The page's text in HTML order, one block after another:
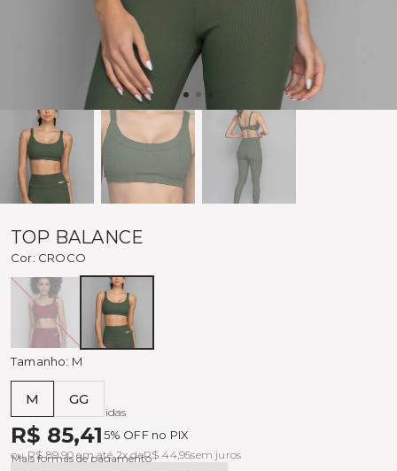
TOP BALANCE
Cor: CROCO
CARMIN CROCO
Tamanho: M
M GG
Tabela de medidas
ou R$ 89,90 em até 2x deR$ 44,95sem juros
R$ 85,415% OFF no PIX
Mais formas de pagamento